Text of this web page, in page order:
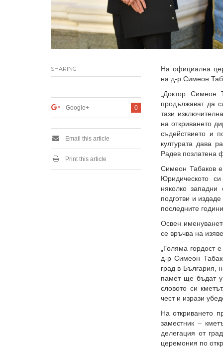
На официална
на д-р Симеон
„Доктор Симеон
продължават да
тази
на откриването
съдействието и
културата дава
Радев позлатена
Симеон Табаков
Юридическото
няколко
подготви и
последните
Освен
се връчва на
„Голяма гордост
д-р Симеон
град в България,
памет ще бъдат
словото си
чест и изрази
На откриването
заместник –
делегация от
церемония по
SHARING
0
Google+
Email this article
Print this article